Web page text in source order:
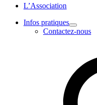
L’Association
Infos pratiques
Contactez-nous